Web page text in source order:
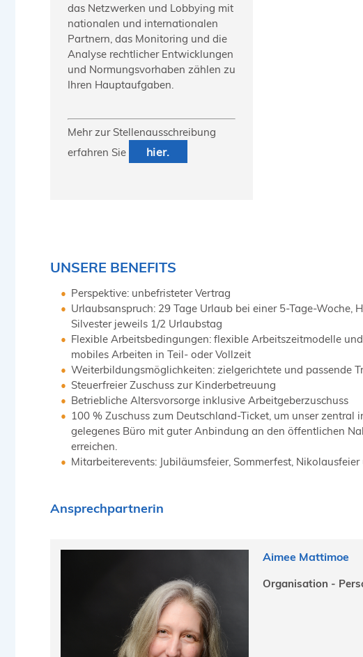
das Netzwerken und Lobbying mit
nationalen und internationalen
Partnern, das Monitoring und die
Analyse rechtlicher Entwicklungen
und Normungsvorhaben zählen zu
Ihren Hauptaufgaben.
Mehr zur Stellenausschreibung
erfahren Sie
hier.
UNSERE BENEFITS
Perspektive: unbefristeter Vertrag
Urlaubsanspruch: 29 Tage Urlaub bei einer 5-Tage-Woche,
Silvester jeweils 1/2 Urlaubstag
Flexible Arbeitsbedingungen: flexible Arbeitszeitmodelle
mobiles Arbeiten in Teil- oder Vollzeit
Weiterbildungsmöglichkeiten: zielgerichtete und passende
Steuerfreier Zuschuss zur Kinderbetreuung
Betriebliche Altersvorsorge inklusive Arbeitgeberzuschuss
100 % Zuschuss zum Deutschland-Ticket, um unser zentral
gelegenes Büro mit guter Anbindung an den öffentlichen
erreichen.
Mitarbeiterevents: Jubiläumsfeier, Sommerfest, Nikolausfeier
Ansprechpartnerin
Aimee Mattimoe
Organisation -